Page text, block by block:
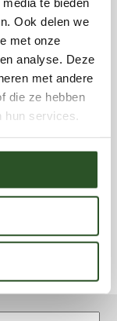
Ook delen we
met onze
analyse. Deze
met andere
die ze hebben
services.
onderzoek laat
07 juli 2026
voor
07 juli 2026